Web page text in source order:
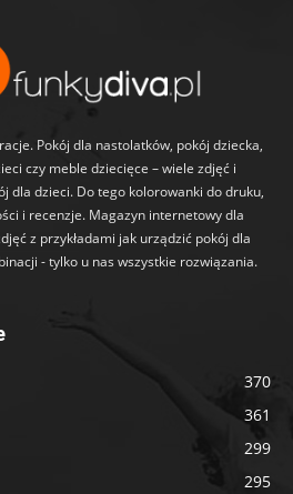
Pokój dla nastolatków, pokój dziecka,
czy meble dziecięce – wiele zdjęć i
dla dzieci. Do tego kolorowanki do druku,
i recenzje. Magazyn internetowy dla
z przykładami jak urządzić pokój dla
- tylko u nas wszystkie rozwiązania.
370
361
299
295